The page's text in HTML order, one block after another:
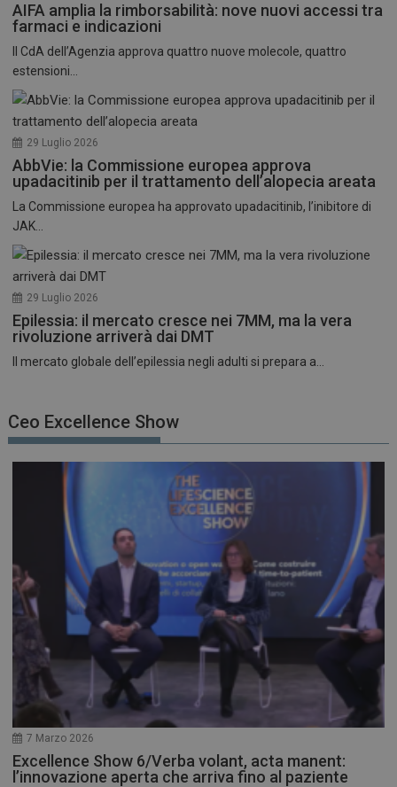
AIFA amplia la rimborsabilità: nove nuovi accessi tra
farmaci e indicazioni
Il CdA dell’Agenzia approva quattro nuove molecole, quattro
estensioni...
29 Luglio 2026
AbbVie: la Commissione europea approva
upadacitinib per il trattamento dell’alopecia areata
La Commissione europea ha approvato upadacitinib, l’inibitore di
JAK...
29 Luglio 2026
Epilessia: il mercato cresce nei 7MM, ma la vera
rivoluzione arriverà dai DMT
Il mercato globale dell’epilessia negli adulti si prepara a...
Ceo Excellence Show
7 Marzo 2026
Excellence Show 6/Verba volant, acta manent:
l’innovazione aperta che arriva fino al paziente